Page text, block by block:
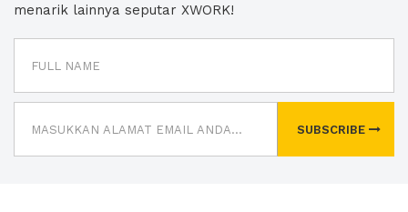
menarik lainnya seputar XWORK!
SUBSCRIBE